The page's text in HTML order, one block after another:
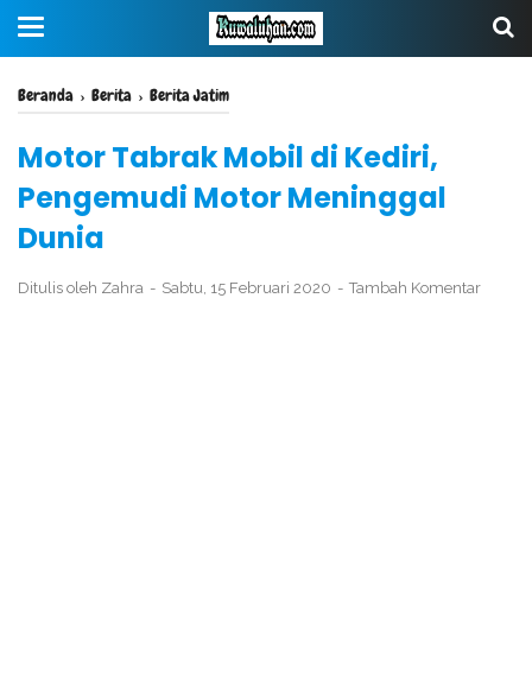
Beranda › Berita › Berita Jatim
Motor Tabrak Mobil di Kediri,
Pengemudi Motor Meninggal
Dunia
Ditulis oleh Zahra Sabtu, 15 Februari 2020 Tambah Komentar